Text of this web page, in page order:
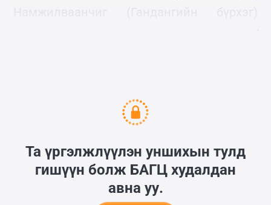
Та үргэлжлүүлэн уншихын тулд
гишүүн болж БАГЦ худалдан
авна уу.